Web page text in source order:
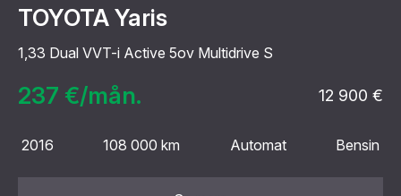
TOYOTA Yaris
1,33 Dual VVT-i Active 5ov Multidrive S
237 €/mån. 12 900 €
2016 108 000 km Automat Bensin